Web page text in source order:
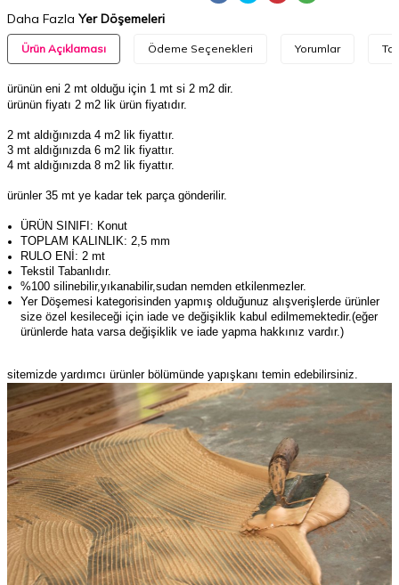
Daha Fazla Yer Döşemeleri
Ürün Açıklaması Ödeme Seçenekleri Yorumlar
ürünün eni 2 mt olduğu için 1 mt si 2 m2 dir.
ürünün fiyatı 2 m2 lik ürün fiyatıdır.
2 mt aldığınızda 4 m2 lik fiyattır.
3 mt aldığınızda 6 m2 lik fiyattır.
4 mt aldığınızda 8 m2 lik fiyattır.
ürünler 35 mt ye kadar tek parça gönderilir.
ÜRÜN SINIFI: Konut
TOPLAM KALINLIK: 2,5 mm
RULO ENİ: 2 mt
Tekstil Tabanlıdır.
%100 silinebilir,yıkanabilir,sudan nemden etkilenmezler.
Yer Döşemesi kategorisinden yapmış olduğunuz alışverişlerde ürünler
size özel kesileceği için iade ve değişiklik kabul edilmemektedir.(eğer
ürünlerde hata varsa değişiklik ve iade yapma hakkınız vardır.)
sitemizde yardımcı ürünler bölümünde yapışkanı temin edebilirsiniz.